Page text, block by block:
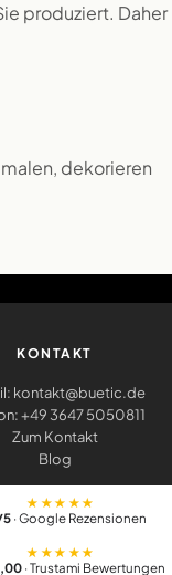
produziert.
dekorieren
KONTAKT
kontakt@buetic.de
+49 3647 5050811
Zum Kontakt
Blog
★★★★★
· Google Rezensionen
★★★★★
· Trustami Bewertungen